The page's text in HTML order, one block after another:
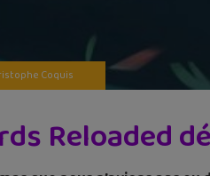
Coquis
Reloaded